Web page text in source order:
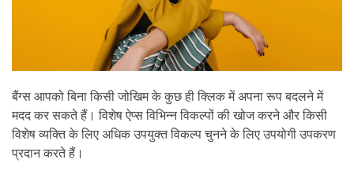
बैंग्स आपको बिना किसी जोखिम के कुछ ही क्लिक में अपना रूप बदलने में
मदद कर सकते हैं। विशेष ऐप्स विभिन्न विकल्पों की खोज करने और किसी
विशेष व्यक्ति के लिए अधिक उपयुक्त विकल्प चुनने के लिए उपयोगी उपकरण
प्रदान करते हैं।